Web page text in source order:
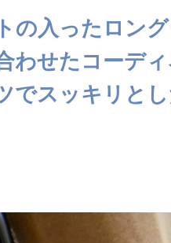
の入ったロン
わせたコーデ
でスッキリと